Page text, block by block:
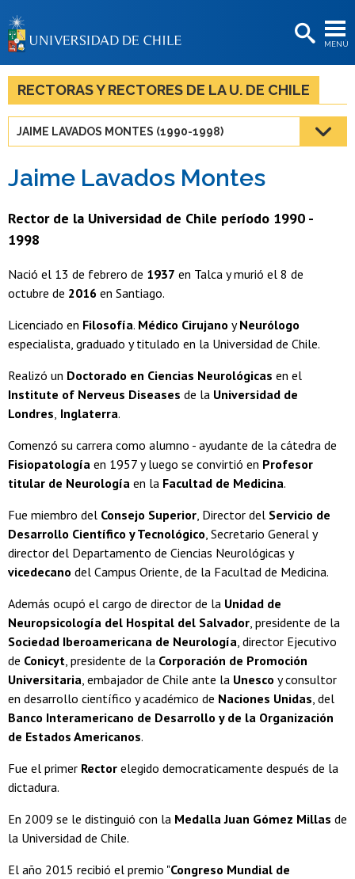
MENÚ
BIBLIOTECAS
LA UNIVERSIDAD
Estudiantes
Académicas/os
Funcionarias/os
RECTORAS Y RECTORES DE LA U. DE CHILE
JAIME LAVADOS MONTES (1990-1998)
Jaime Lavados Montes
Rector de la Universidad de Chile período 1990 -
1998
Nació el 13 de febrero de 1937 en Talca y murió el 8 de
octubre de 2016 en Santiago.
Licenciado en Filosofía. Médico Cirujano yNeurólogo
especialista, graduado y titulado en la Universidad de Chile.
Realizó un Doctorado en Ciencias Neurológicas en el
Institute of Nerveus Diseases de la Universidad de
Londres, Inglaterra.
Comenzó su carrera como alumno - ayudante de la cátedra de
Fisiopatología en 1957 y luego se convirtió en Profesor
titular de Neurología en la Facultad de Medicina.
Fue miembro del Consejo Superior, Director del Servicio de
Desarrollo Científico y Tecnológico, Secretario General y
director del Departamento de Ciencias Neurológicas y
vicedecano del Campus Oriente, de la Facultad de Medicina.
Además ocupó el cargo de director de la Unidad de
Neuropsicología del Hospital del Salvador, presidente de la
Sociedad Iberoamericana de Neurología, director Ejecutivo
de Conicyt, presidente de la Corporación de Promoción
Universitaria, embajador de Chile ante la Unesco y consultor
en desarrollo científico y académico de Naciones Unidas, del
Banco Interamericano de Desarrollo y de la Organización
de Estados Americanos.
Fue el primer Rector elegido democraticamente después de la
dictadura.
En 2009 se le distinguió con la Medalla Juan Gómez Millas de
la Universidad de Chile.
El año 2015 recibió el premio "Congreso Mundial de